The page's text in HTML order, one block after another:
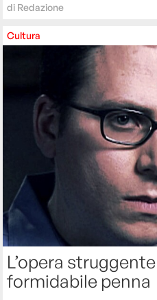
di Redazione
Cultura
L’opera
formidabile penna